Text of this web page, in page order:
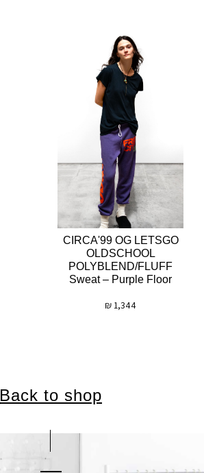
CIRCA'99 OG LETSGO
OLDSCHOOL
POLYBLEND/FLUFF
Sweat – Purple Floor
1,344
₪
Back to shop